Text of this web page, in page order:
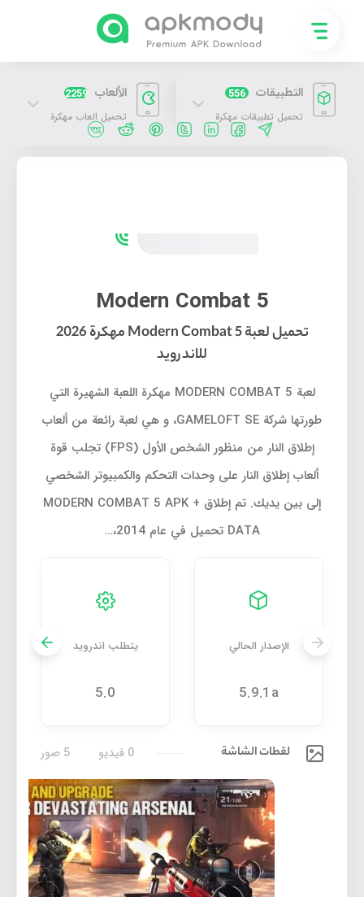
التطبيقات 556
تحميل تطبيقات مهكرة
الألعاب 2259
تحميل العاب مهكرة
Modern Combat 5
تحميل لعبة Modern Combat 5 مهكرة 2026
للاندرويد
لعبة MODERN COMBAT 5 مهكرة اللعبة الشهيرة التي
طورتها شركة GAMELOFT SE، و هي لعبة رائعة من ألعاب
إطلاق النار من منظور الشخص الأول (FPS) تجلب قوة
ألعاب إطلاق النار على وحدات التحكم والكمبيوتر الشخصي
إلى بين يديك. تم إطلاق MODERN COMBAT 5 APK +
DATA تحميل في عام 2014،…
الإصدار الحالي
5.9.1a
يتطلب اندرويد
5.0
لقطات الشاشة 0 فيديو 5 صور